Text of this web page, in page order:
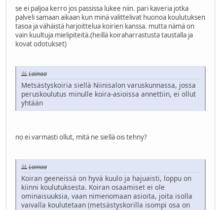
se ei paljoa kerro jos passissa lukee niin. pari kaveria jotka
palveli samaan aikaan kun minä valittelivat huonoa koulutuksen
tasoa ja vähäistä harjoittelua koirien kanssa. mutta nämä on
vain kuultuja mielipiteitä.(heillä koiraharrastusta taustalla ja
kovat odotukset)
Lainaa
Metsästyskoiria siellä Niinisalon varuskunnassa, jossa
peruskoulutus minulle koira-asioissa annettiin, ei ollut
yhtään
no ei varmasti ollut, mitä ne siellä ois tehny?
Lainaa
Koiran geeneissä on hyvä kuulo ja hajuaisti, loppu on
kiinni koulutuksesta. Koiran osaamiset ei ole
ominaisuuksia, vaan nimenomaan asioita, joita isolla
vaivalla koulutetaan (metsästyskorilla isompi osa on